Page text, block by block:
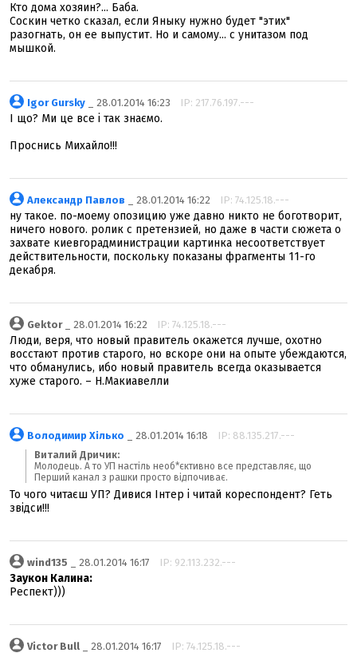
Кто дома хозяин?... Баба.
Соскин четко сказал, если Яныку нужно будет "этих"
разогнать, он ее выпустит. Но и самому... с унитазом под
мышкой.
Igor Gursky _ 28.01.2014 16:23 IP: 217.76.197.---
І що? Ми це все і так знаємо.
Проснись Михайло!!!
Александр Павлов _ 28.01.2014 16:22 IP: 74.125.18.---
ну такое. по-моему опозицию уже давно никто не боготворит,
ничего нового. ролик с претензией, но даже в части сюжета о
захвате киевгорадминистрации картинка несоответствует
действительности, поскольку показаны фрагменты 11-го
декабря.
Gektor_ 28.01.2014 16:22 IP: 74.125.18.---
Люди, веря, что новый правитель окажется лучше, охотно
восстают против старого, но вскоре они на опыте убеждаются,
что обманулись, ибо новый правитель всегда оказывается
хуже старого. – Н.Макиавелли
Володимир Хілько _ 28.01.2014 16:18 IP: 88.135.217.---
Виталий Дричик:
Молодець. А то УП настіль необ*єктивно все представляє, що
Перший канал з рашки просто відпочиває.
То чого читаєш УП? Дивися Інтер і читай кореспондент? Геть
звідси!!!
wind135 _ 28.01.2014 16:17 IP: 92.113.232.---
Заукон Калина:
Респект)))
Victor Bull _ 28.01.2014 16:17 IP: 74.125.18.---